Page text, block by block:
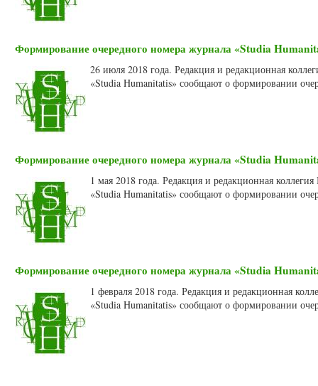
Формирование очередного номера журнала «Studia
26 июля 2018 года. Редакция и редакционная
«Studia Humanitatis» сообщают о формировании
Формирование очередного номера журнала «Studia
1 мая 2018 года. Редакция и редакционная
«Studia Humanitatis» сообщают о формировании
Формирование очередного номера журнала «Studia
1 февраля 2018 года. Редакция и редакционная
«Studia Humanitatis» сообщают о формировании